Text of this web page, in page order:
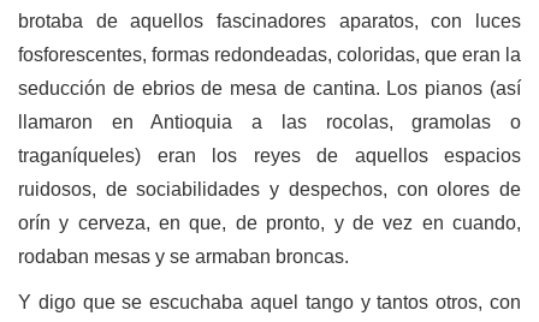
brotaba de aquellos fascinadores aparatos, con luces
fosforescentes, formas redondeadas, coloridas, que eran la
seducción de ebrios de mesa de cantina. Los pianos (así
llamaron en Antioquia a las rocolas, gramolas o
traganíqueles) eran los reyes de aquellos espacios
ruidosos, de sociabilidades y despechos, con olores de
orín y cerveza, en que, de pronto, y de vez en cuando,
rodaban mesas y se armaban broncas.
Y digo que se escuchaba aquel tango y tantos otros, con